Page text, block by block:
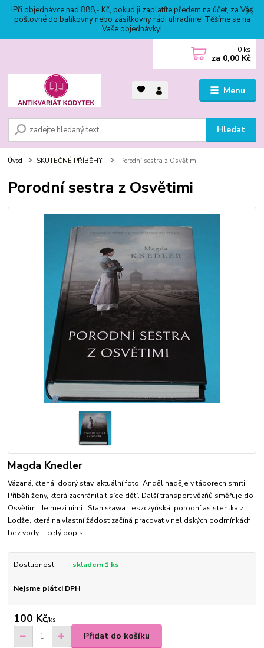
!Při objednávce nad 888,- Kč, pokud ji zaplatíte předem na účet, za Vás
poštovné do balíkovny nebo zásilkovny rádi uhradíme! Těšíme se na
Vaše objednávky!
Menu
Hledat
0 ks
za 0,00 Kč
Úvod SKUTEČNÉ PŘÍBĚHY Porodní sestra z Osvětimi
Porodní sestra z Osvětimi
Magda Knedler
Vázaná, čtená, dobrý stav, aktuální foto! Anděl naděje v táborech smrti.
Příběh ženy, která zachránila tisíce dětí. Další transport vězňů směřuje do
Osvětimi. Je mezi nimi i Stanisława Leszczyńská, porodní asistentka z
Lodže, která na vlastní žádost začíná pracovat v nelidských podmínkách:
bez vody,... celý popis
Dostupnost skladem 1 ks
Nejsme plátci DPH
100 Kč/ks
Přidat do košíku